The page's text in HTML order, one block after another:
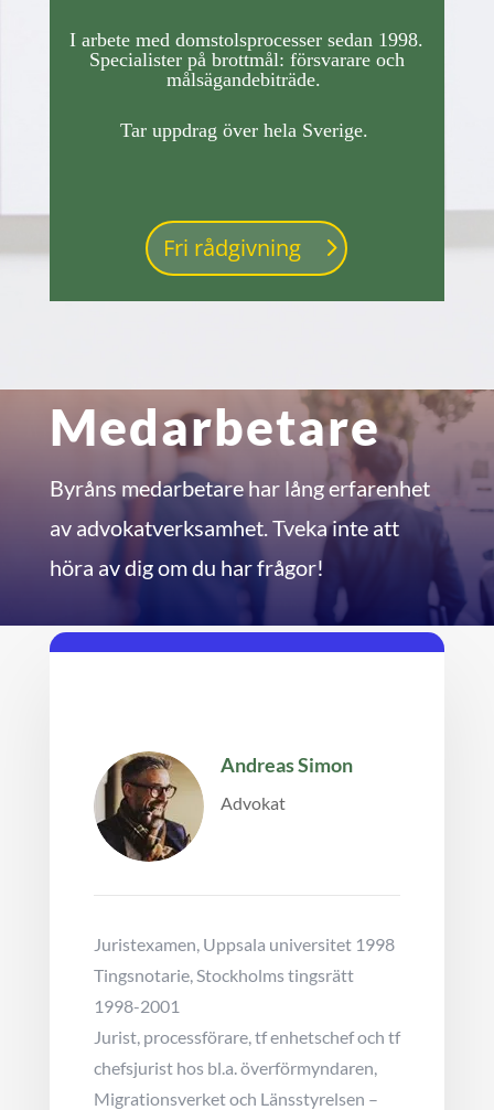
I arbete med domstolsprocesser sedan 1998.
Specialister på brottmål: försvarare och
målsägandebiträde.
Tar uppdrag över hela Sverige.
Fri rådgivning
Medarbetare
Byråns medarbetare har lång erfarenhet
av advokatverksamhet. Tveka inte att
höra av dig om du har frågor!
Andreas Simon
Advokat
Juristexamen, Uppsala universitet 1998
Tingsnotarie, Stockholms tingsrätt
1998-2001
Jurist, processförare, tf enhetschef och tf
chefsjurist hos bl.a. överförmyndaren,
Migrationsverket och Länsstyrelsen –